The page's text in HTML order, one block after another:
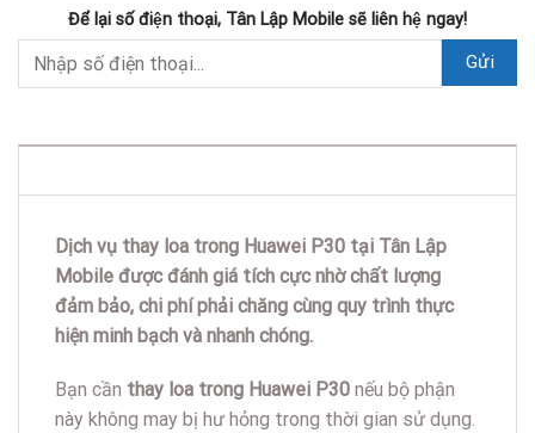
Để lại số điện thoại, Tân Lập Mobile sẽ liên hệ ngay!
Dịch vụ thay loa trong Huawei P30 tại Tân Lập
Mobile được đánh giá tích cực nhờ chất lượng
đảm bảo, chi phí phải chăng cùng quy trình thực
hiện minh bạch và nhanh chóng.
Bạn cần thay loa trong Huawei P30 nếu bộ phận
này không may bị hư hỏng trong thời gian sử dụng.